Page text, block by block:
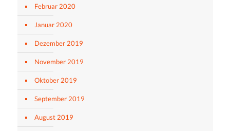
Februar 2020
Januar 2020
Dezember 2019
November 2019
Oktober 2019
September 2019
August 2019